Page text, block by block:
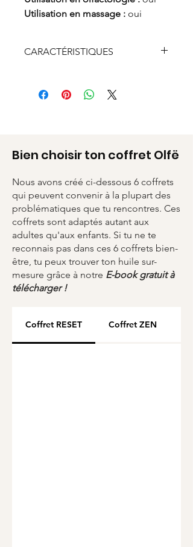
Utilisation en massage : oui
CARACTÉRISTIQUES
Contenance 5 ml
Bien choisir ton coffret Olfë
Nous avons créé ci-dessous 6 coffrets
qui peuvent convenir à la plupart des
problématiques que tu rencontres. Ces
coffrets sont adaptés autant aux
adultes qu'aux enfants. Si tu ne te
reconnais pas dans ces 6 coffrets bien-
être, tu peux trouver ton huile sur-
mesure grâce à notre E-book gratuit à
télécharger !
Coffret RESET Coffret ZEN